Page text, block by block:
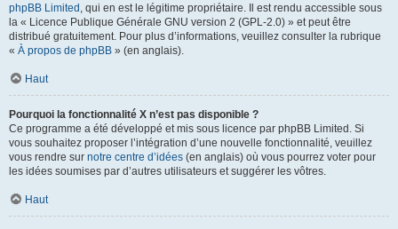
phpBB Limited , qui en est le légitime propriétaire. Il est rendu accessible sous
la « Licence Publique Générale GNU version 2 (GPL-2.0) » et peut être
distribué gratuitement. Pour plus d’informations, veuillez consulter la rubrique
« À propos de phpBB » (en anglais).
Haut
Pourquoi la fonctionnalité X n’est pas disponible ?
Ce programme a été développé et mis sous licence par phpBB Limited. Si
vous souhaitez proposer l’intégration d’une nouvelle fonctionnalité, veuillez
vous rendre sur notre centre d’idées (en anglais) où vous pourrez voter pour
les idées soumises par d’autres utilisateurs et suggérer les vôtres.
Haut